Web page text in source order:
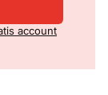
account